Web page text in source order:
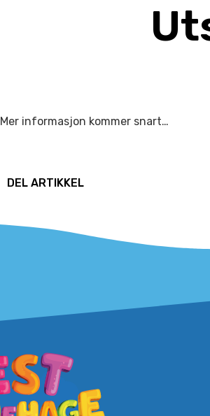
Mer informasjon kommer snart…
DEL ARTIKKEL